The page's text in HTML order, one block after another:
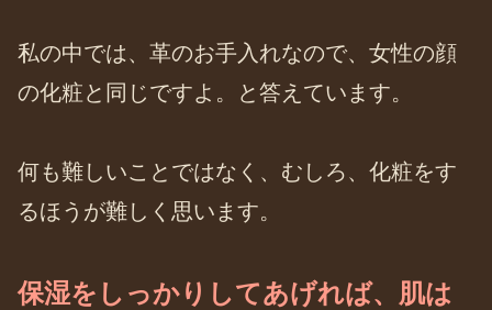
私の中では、革のお手入れなので、女性の顔
の化粧と同じですよ。と答えています。
何も難しいことではなく、むしろ、化粧をす
るほうが難しく思います。
保湿をしっかりしてあげれば、肌は